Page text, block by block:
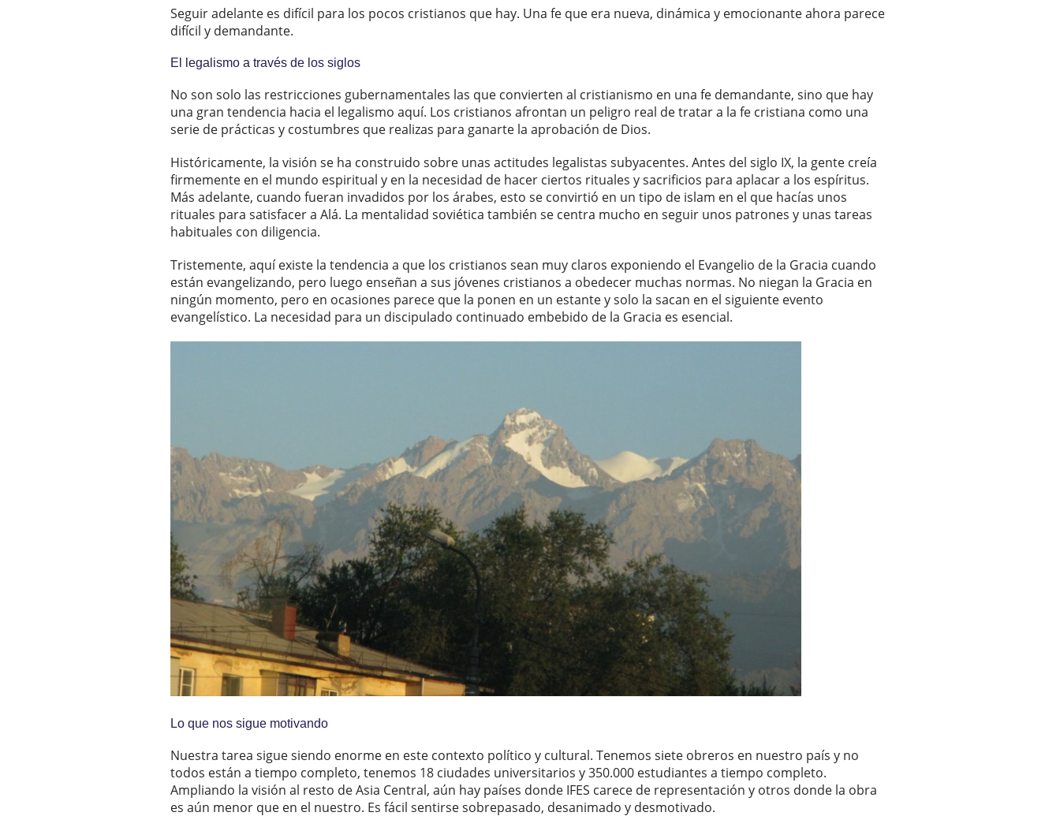
Seguir adelante es difícil para los pocos cristianos que hay. Una fe que era nueva, dinámica y emocionante ahora parece
difícil y demandante.
El legalismo a través de los siglos
No son solo las restricciones gubernamentales las que convierten al cristianismo en una fe demandante, sino que hay
una gran tendencia hacia el legalismo aquí. Los cristianos afrontan un peligro real de tratar a la fe cristiana como una
serie de prácticas y costumbres que realizas para ganarte la aprobación de Dios.
Históricamente, la visión se ha construido sobre unas actitudes legalistas subyacentes. Antes del siglo IX, la gente creía
firmemente en el mundo espiritual y en la necesidad de hacer ciertos rituales y sacrificios para aplacar a los espíritus.
Más adelante, cuando fueran invadidos por los árabes, esto se convirtió en un tipo de islam en el que hacías unos
rituales para satisfacer a Alá. La mentalidad soviética también se centra mucho en seguir unos patrones y unas tareas
habituales con diligencia.
Tristemente, aquí existe la tendencia a que los cristianos sean muy claros exponiendo el Evangelio de la Gracia cuando
están evangelizando, pero luego enseñan a sus jóvenes cristianos a obedecer muchas normas. No niegan la Gracia en
ningún momento, pero en ocasiones parece que la ponen en un estante y solo la sacan en el siguiente evento
evangelístico. La necesidad para un discipulado continuado embebido de la Gracia es esencial.
Lo que nos sigue motivando
Nuestra tarea sigue siendo enorme en este contexto político y cultural. Tenemos siete obreros en nuestro país y no
todos están a tiempo completo, tenemos 18 ciudades universitarios y 350.000 estudiantes a tiempo completo.
Ampliando la visión al resto de Asia Central, aún hay países donde IFES carece de representación y otros donde la obra
es aún menor que en el nuestro. Es fácil sentirse sobrepasado, desanimado y desmotivado.